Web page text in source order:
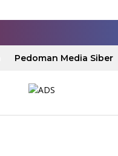
Pedoman Media Siber